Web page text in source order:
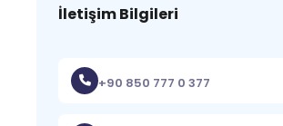
İletişim Bilgileri
+90 850 777 0 377